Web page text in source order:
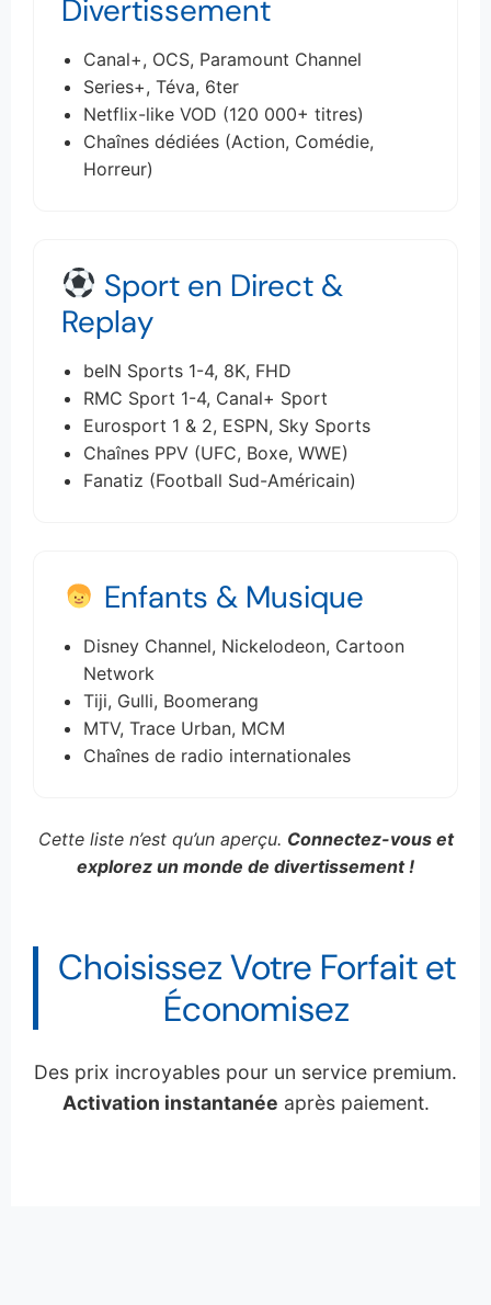
Divertissement
Canal+, OCS, Paramount Channel
Series+, Téva, 6ter
Netflix-like VOD (120 000+ titres)
Chaînes dédiées (Action, Comédie,
Horreur)
Sport en Direct &
Replay
beIN Sports 1-4, 8K, FHD
RMC Sport 1-4, Canal+ Sport
Eurosport 1 & 2, ESPN, Sky Sports
Chaînes PPV (UFC, Boxe, WWE)
Fanatiz (Football Sud-Américain)
Enfants & Musique
Disney Channel, Nickelodeon, Cartoon
Network
Tiji, Gulli, Boomerang
MTV, Trace Urban, MCM
Chaînes de radio internationales
Cette liste n’est qu’un aperçu. Connectez-vous et
explorez un monde de divertissement !
Choisissez Votre Forfait et
Économisez
Des prix incroyables pour un service premium.
Activation instantanée après paiement.